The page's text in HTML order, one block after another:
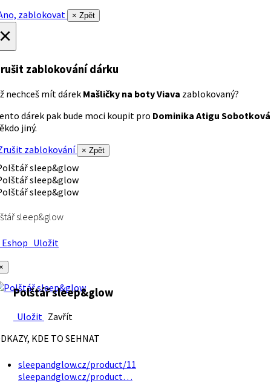
zablokovat
× Zpět
zablokování dárku
nechceš mít dárek Mašličky na boty Viava zablokovaný?
dárek pak bude moci koupit pro Dominika Atigu Sobotková
jiný.
zablokování
× Zpět
sleep&glow
Uložit
Polštář sleep&glow
Uložit Zavřít
KDE TO SEHNAT
sleepandglow.cz/product/11
sleepandglow.cz/product…